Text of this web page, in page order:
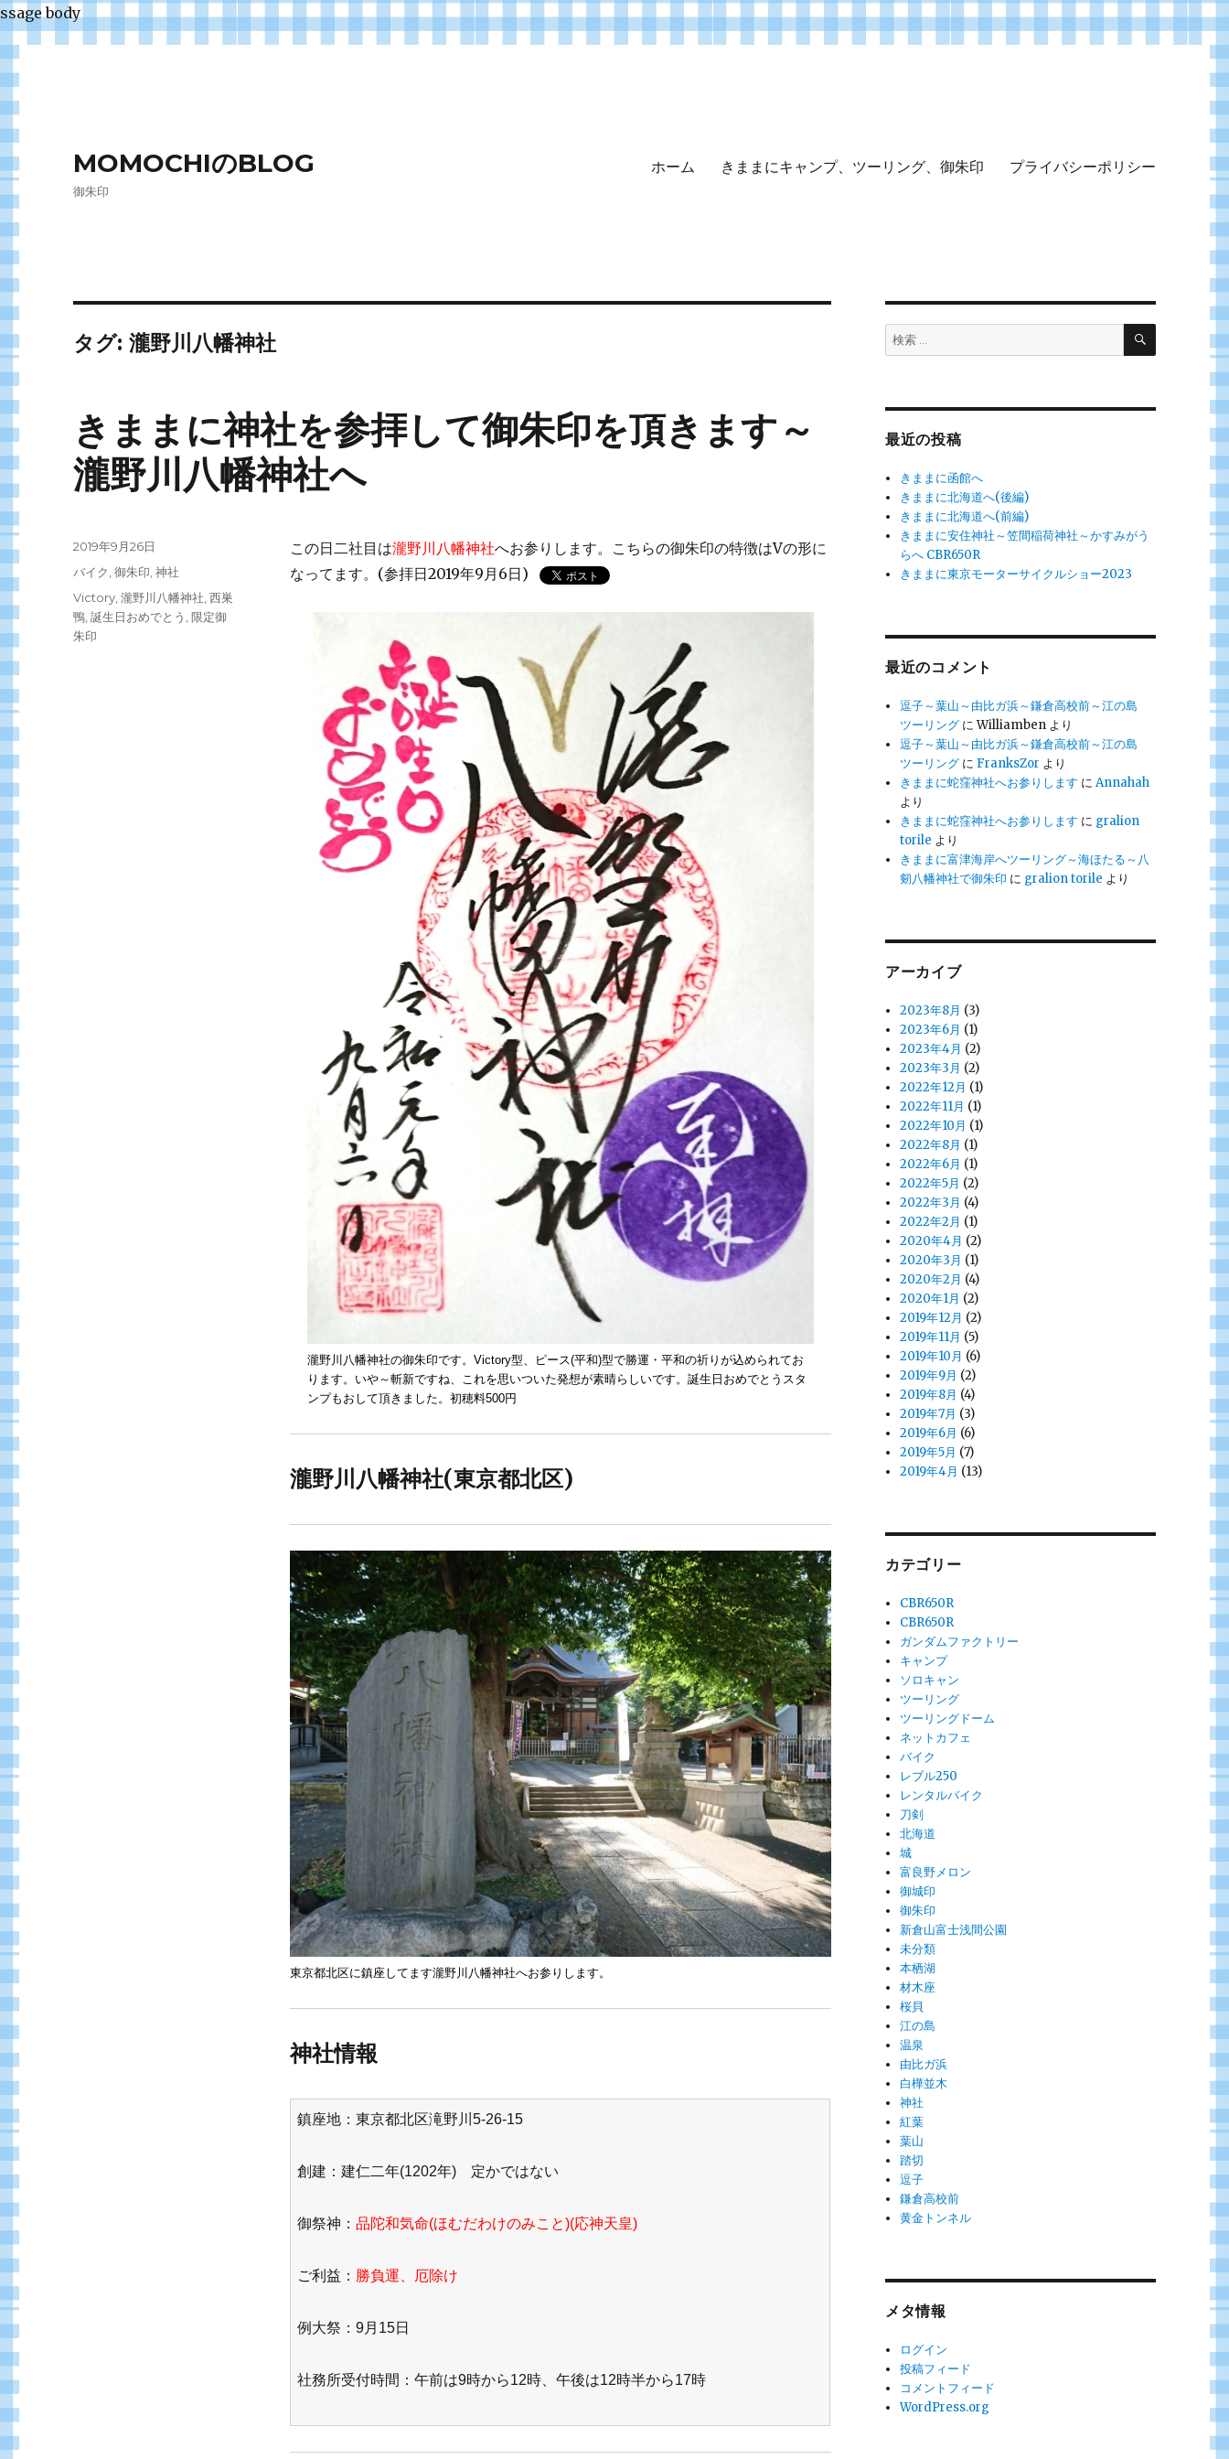
ssage body
MOMOCHIのBLOG
御朱印
ホーム きままにキャンプ、ツーリング、御朱印 プライバシーポリシー
タグ:瀧野川八幡神社
きままに神社を参拝して御朱印を頂きます～
瀧野川八幡神社へ
この日二社目は瀧野川八幡神社へお参りします。こちらの御朱印の特徴はVの形に
なってます。(参拝日2019年9月6日)
瀧野川八幡神社の御朱印です。Victory型、ピース(平和)型で勝運・平和の祈りが込められてお
ります。いや～斬新ですね、これを思いついた発想が素晴らしいです。誕生日おめでとうスタ
ンプもおして頂きました。初穂料500円
瀧野川八幡神社(東京都北区)
東京都北区に鎮座してます瀧野川八幡神社へお参りします。
神社情報
鎮座地：東京都北区滝野川5-26-15
創建：建仁二年(1202年) 定かではない
御祭神： 品陀和気命(ほむだわけのみこと)(応神天皇)
ご利益： 勝負運、厄除け
例大祭：9月15日
社務所受付時間：午前は9時から12時、午後は12時半から17時
投
2019年9月26日
カ
テ
ゴ
リ
バイク ,御朱印 ,神社
タ
グ
Victory ,瀧野川八幡神社 ,西巣
鴨 ,誕生日おめでとう ,限定御
朱印
検
索:
検
最近の投稿
きままに函館へ
きままに北海道へ(後編)
きままに北海道へ(前編)
きままに安住神社～笠間稲荷神社～かすみがう
らへ CBR650R
きままに東京モーターサイクルショー2023
最近のコメント
逗子～葉山～由比ガ浜～鎌倉高校前～江の島
ツーリング にWilliamben より
逗子～葉山～由比ガ浜～鎌倉高校前～江の島
ツーリング に FranksZor より
きままに蛇窪神社へお参りします にAnnahah
より
きままに蛇窪神社へお参りします に gralion
torile より
きままに富津海岸へツーリング～海ほたる～八
剱八幡神社で御朱印 に gralion torile より
アーカイブ
2023年8月 (3)
2023年6月 (1)
2023年4月 (2)
2023年3月 (2)
2022年12月 (1)
2022年11月 (1)
2022年10月 (1)
2022年8月 (1)
2022年6月 (1)
2022年5月 (2)
2022年3月 (4)
2022年2月 (1)
2020年4月 (2)
2020年3月 (1)
2020年2月 (4)
2020年1月 (2)
2019年12月 (2)
2019年11月 (5)
2019年10月 (6)
2019年9月 (2)
2019年8月 (4)
2019年7月 (3)
2019年6月 (6)
2019年5月 (7)
2019年4月 (13)
カテゴリー
CBR650R
CBR650R
ガンダムファクトリー
キャンプ
ソロキャン
ツーリング
ツーリングドーム
ネットカフェ
バイク
レブル250
レンタルバイク
刀剣
北海道
城
富良野メロン
御城印
御朱印
新倉山富士浅間公園
未分類
本栖湖
材木座
桜貝
江の島
温泉
由比ガ浜
白樺並木
神社
紅葉
葉山
踏切
逗子
鎌倉高校前
黄金トンネル
メタ情報
ログイン
投稿フィード
コメントフィード
WordPress.org